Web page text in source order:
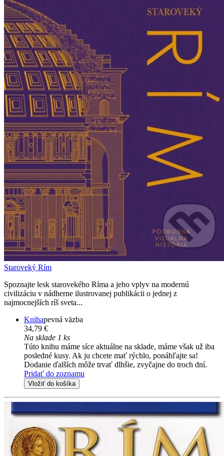
Staroveký Rím
Spoznajte lesk starovekého Ríma a jeho vplyv na modernú
civilizáciu v nádherne ilustrovanej publikácii o jednej z
najmocnejších ríš sveta...
Knihapevná väzba
34,79 €
Na sklade 1 ks
Túto knihu máme síce aktuálne na sklade, máme však už iba
posledné kusy. Ak ju chcete mať rýchlo, ponáhľajte sa!
Dodanie ďalších môže trvať dlhšie, zvyčajne do troch dní.
Pridať do zoznamu
Vložiť do košíka